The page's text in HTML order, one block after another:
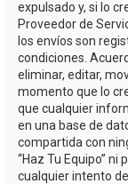
expulsado y, si lo
Proveedor de
los envíos son
condiciones.
eliminar, editar,
momento que lo
que cualquier
en una base de
compartida con
“Haz Tu Equipo”
cualquier intento